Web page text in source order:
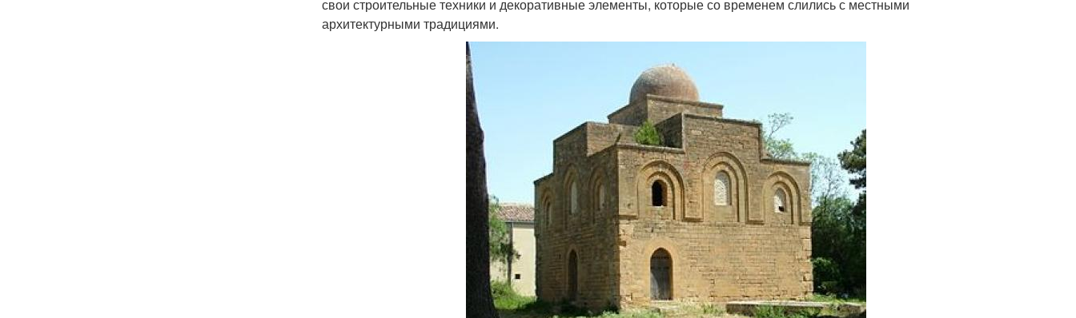
свои строительные техники и декоративные элементы, которые со временем слились с местными
архитектурными традициями.